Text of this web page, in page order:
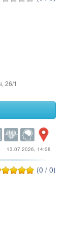
26/1
13.07.2026, 14:08
(0 / 0)